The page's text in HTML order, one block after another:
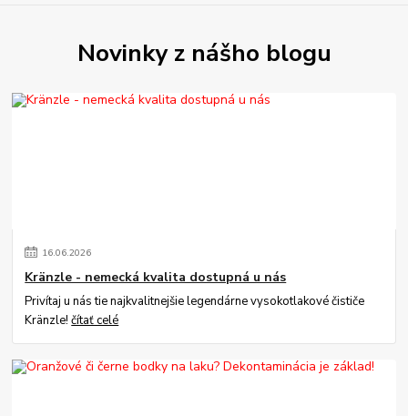
Novinky z nášho blogu
16.06.2026
Kränzle - nemecká kvalita dostupná u nás
Privítaj u nás tie najkvalitnejšie legendárne vysokotlakové čističe
Kränzle!čítať celé